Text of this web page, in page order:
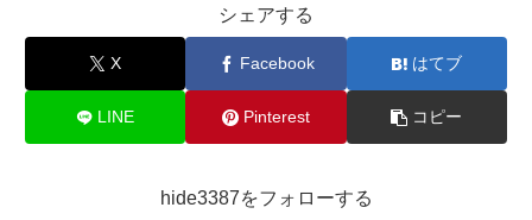
シェアする
X Facebook はてブ
LINE Pinterest コピー
hide3387をフォローする